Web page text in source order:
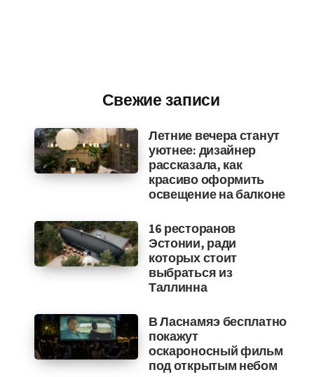
Свежие записи
Летние вечера станут
уютнее: дизайнер
рассказала, как
красиво оформить
освещение на балконе
16 ресторанов
Эстонии, ради
которых стоит
выбраться из
Таллинна
В Ласнамяэ бесплатно
покажут
оскароносный фильм
под открытым небом